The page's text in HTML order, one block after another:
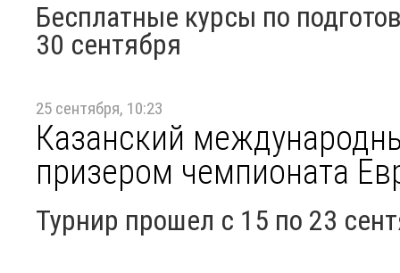
Бесплатные курсы по
30 сентября
25 сентября, 10:23
Казанский
призером чемпионата
Турнир прошел с 15 по 23